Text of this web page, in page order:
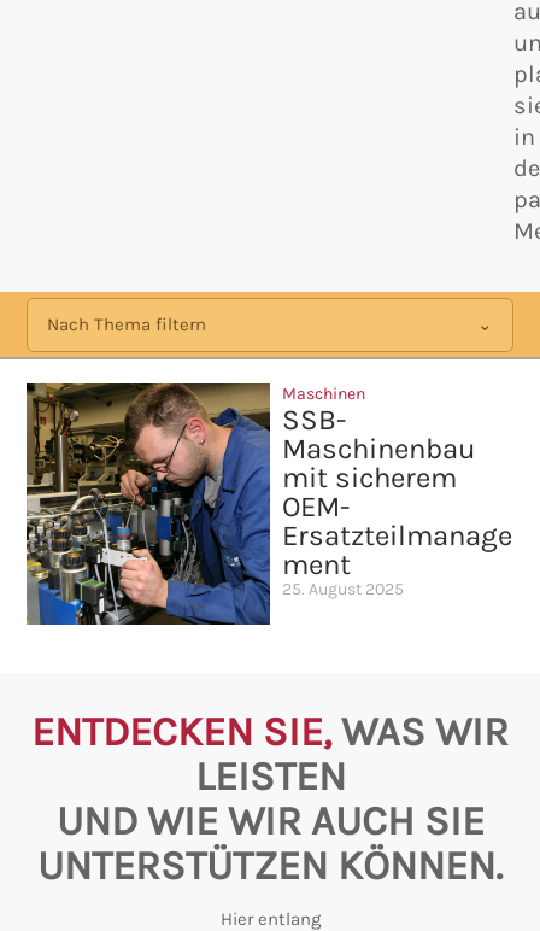
in
Nach Thema filtern
Maschinen
SSB-
Maschinenbau
mit sicherem
OEM-
Ersatzteilmanage
ment
25. August 2025
ENTDECKEN SIE,WAS WIR
LEISTEN
UND WIE WIR AUCH SIE
UNTERSTÜTZEN KÖNNEN.
Hier entlang